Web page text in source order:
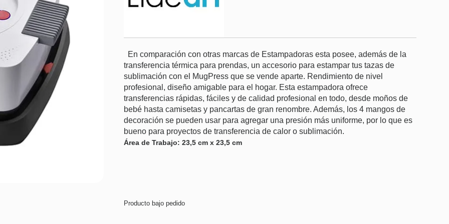
En comparación con otras marcas de Estampadoras esta posee, además de la
transferencia térmica para prendas, un accesorio para estampar tus tazas de
sublimación con el MugPress que se vende aparte. Rendimiento de nivel
profesional, diseño amigable para el hogar. Esta estampadora ofrece
transferencias rápidas, fáciles y de calidad profesional en todo, desde moños de
bebé hasta camisetas y pancartas de gran renombre. Además, los 4 mangos de
decoración se pueden usar para agregar una presión más uniforme, por lo que es
bueno para proyectos de transferencia de calor o sublimación.
Área de Trabajo: 23,5 cm x 23,5 cm
Producto bajo pedido